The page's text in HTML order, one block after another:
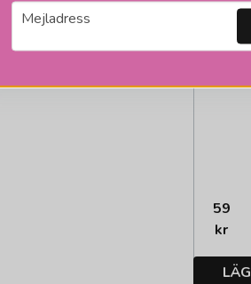
59
kr
email
Mejladress